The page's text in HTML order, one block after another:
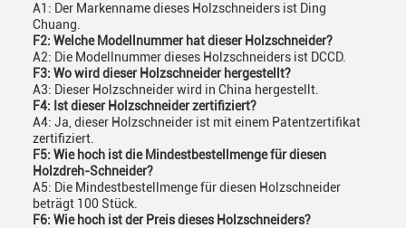
A1: Der Markenname dieses Holzschneiders ist Ding
Chuang.
F2: Welche Modellnummer hat dieser Holzschneider?
A2: Die Modellnummer dieses Holzschneiders ist DCCD.
F3: Wo wird dieser Holzschneider hergestellt?
A3: Dieser Holzschneider wird in China hergestellt.
F4: Ist dieser Holzschneider zertifiziert?
A4: Ja, dieser Holzschneider ist mit einem Patentzertifikat
zertifiziert.
F5: Wie hoch ist die Mindestbestellmenge für diesen
Holzdreh-Schneider?
A5: Die Mindestbestellmenge für diesen Holzschneider
beträgt 100 Stück.
F6: Wie hoch ist der Preis dieses Holzschneiders?